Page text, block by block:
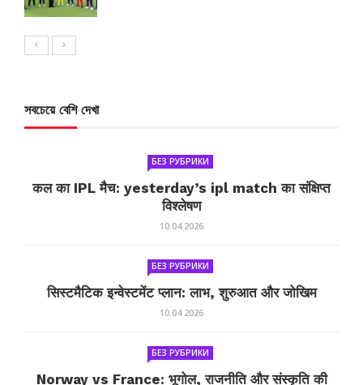
সবচেয়ে বেশি দেখা
БЕЗ РУБРИКИ
कल का IPL मैच: yesterday’s ipl match का संक्षिप्त
विश्लेषण
10.04.2026
БЕЗ РУБРИКИ
सिस्टमैटिक इन्वेस्टमेंट प्लान: लाभ, शुरुआत और जोखिम
10.04.2026
БЕЗ РУБРИКИ
Norway vs France: भूगोल, राजनीति और संस्कृति की